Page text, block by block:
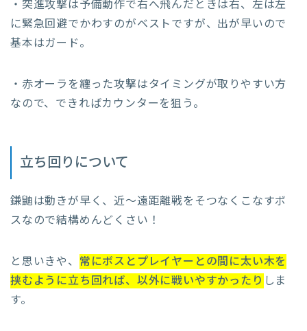
・突進攻撃は予備動作で右へ飛んだときは右、左は左
に緊急回避でかわすのがベストですが、出が早いので
基本はガード。
・赤オーラを纏った攻撃はタイミングが取りやすい方
なので、できればカウンターを狙う。
立ち回りについて
鎌鼬は動きが早く、近～遠距離戦をそつなくこなすボ
スなので結構めんどくさい！
と思いきや、 常にボスとプレイヤーとの間に太い木を
挟むように立ち回れば、以外に戦いやすかったり しま
す。